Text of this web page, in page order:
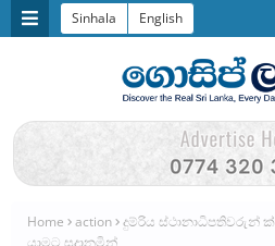
Sinhala English
Home action දුම්රිය ස්ථානාධිපතිවරුන්
යාමට සූදානමින්